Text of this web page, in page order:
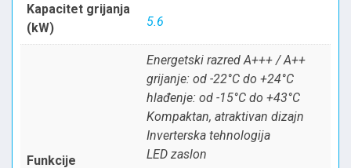
Kapacitet grijanja
(kW)
5.6
Funkcije
Energetski razred A+++ / A++
grijanje: od -22°C do +24°C
hlađenje: od -15°C do +43°C
Kompaktan, atraktivan dizajn
Inverterska tehnologija
LED zaslon